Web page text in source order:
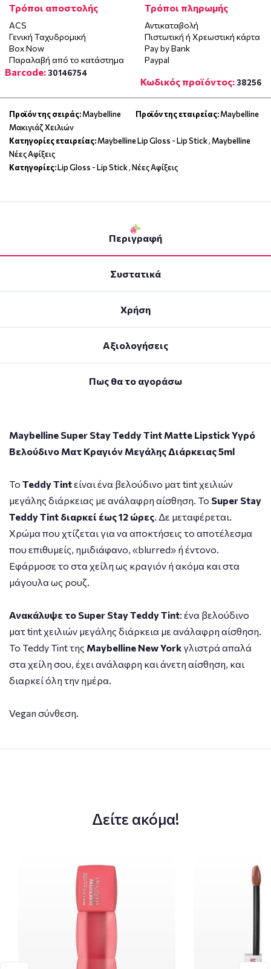
Τρόποι αποστολής
ACS
Γενική Ταχυδρομική
Box Now
Παραλαβή από το κατάστημα
Τρόποι πληρωμής
Αντικαταβολή
Πιστωτική ή Χρεωστική κάρτα
Pay by Bank
Paypal
Barcode: 30146754
Κωδικός προϊόντος: 38256
Προϊόν της σειράς:Maybelline
Μακιγιάζ Χειλιών
Προϊόν της εταιρείας:Maybelline
Κατηγορίες εταιρείας:Maybelline Lip Gloss - Lip Stick, Maybelline
Νέες Αφίξεις
Κατηγορίες:Lip Gloss - Lip Stick,Νέες Αφίξεις
Περιγραφή
Συστατικά
Χρήση
Αξιολογήσεις
Πως θα το αγοράσω
Maybelline Super Stay Teddy Tint Matte Lipstick Υγρό
Βελούδινο Ματ Κραγιόν Μεγάλης Διάρκειας 5ml
To Teddy Tintείναι ένα βελούδινο ματ tint χειλιών
μεγάλης διάρκειας με ανάλαφρη αίσθηση. Το Super Stay
Teddy Tint διαρκεί έως 12 ώρες. Δε μεταφέρεται.
Χρώμα που χτίζεται για να αποκτήσεις το αποτέλεσμα
που επιθυμείς, ημιδιάφανο, «blurred» ή έντονο.
Εφάρμοσε το στα χείλη ως κραγιόν ή ακόμα και στα
μάγουλα ως ρουζ.
Ανακάλυψε το Super Stay Teddy Tint: ένα βελούδινο
ματ tint χειλιών μεγάλης διάρκεια με ανάλαφρη αίσθηση.
Το Teddy Tint της Maybelline New York γλιστρά απαλά
στα χείλη σου, έχει ανάλαφρη και άνετη αίσθηση, και
διαρκεί όλη την ημέρα.
Vegan σύνθεση.
Δείτε ακόμα!